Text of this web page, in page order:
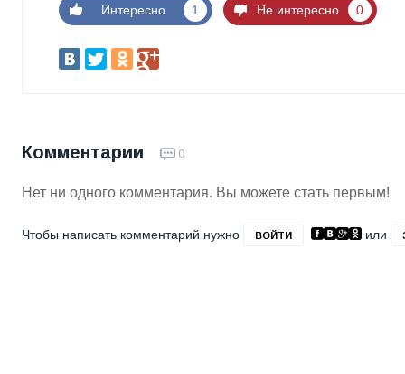
Интересно 1 Не интересно 0
Комментарии 0
Нет ни одного комментария. Вы можете стать первым!
Чтобы написать комментарий нужно ВОЙТИ или